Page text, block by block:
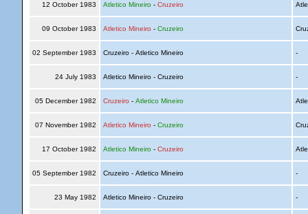
12 October 1983 Atletico Mineiro- Cruzeiro
09 October 1983 Atletico Mineiro - Cruzeiro
02 September 1983 Cruzeiro - Atletico Mineiro -
24 July 1983 Atletico Mineiro - Cruzeiro -
05 December 1982 Cruzeiro - Atletico Mineiro
07 November 1982 Atletico Mineiro - Cruzeiro
17 October 1982 Atletico Mineiro- Cruzeiro
05 September 1982 Cruzeiro - Atletico Mineiro -
23 May 1982 Atletico Mineiro - Cruzeiro -